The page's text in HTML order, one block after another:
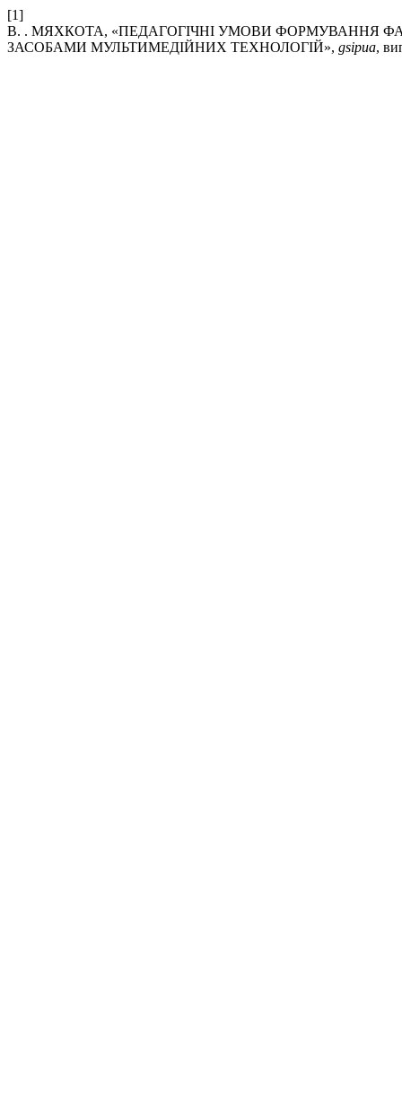
[1]
В. . МЯХКОТА, «ПЕДАГОГІЧНІ УМОВИ ФОРМУВАННЯ
ЗАСОБАМИ МУЛЬТИМЕДІЙНИХ ТЕХНОЛОГІЙ», gsipua,